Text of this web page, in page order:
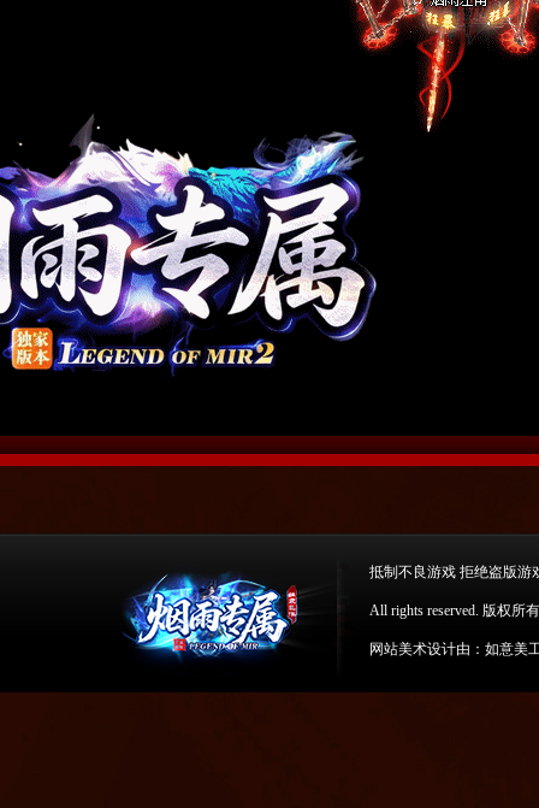
抵制不良游戏 拒绝盗版游
All rights reserved. 版权所
网站美术设计由：如意美